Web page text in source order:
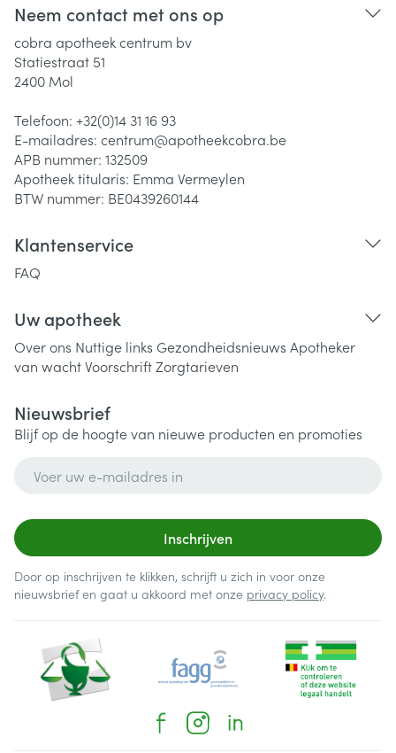
Neem contact met ons op
cobra apotheek centrum bv
Statiestraat 51
2400 Mol
Telefoon: +32(0)14 31 16 93
E-mailadres: centrum@apotheekcobra.be
APB nummer: 132509
Apotheek titularis: Emma Vermeylen
BTW nummer: BE0439260144
Klantenservice
FAQ
Uw apotheek
Over ons Nuttige links Gezondheidsnieuws Apotheker
van wachtVoorschriftZorgtarieven
Nieuwsbrief
Blijf op de hoogte van nieuwe producten en promoties
Inschrijven
Door op inschrijven te klikken, schrijft u zich in voor onze
nieuwsbrief en gaat u akkoord met onze privacy policy.